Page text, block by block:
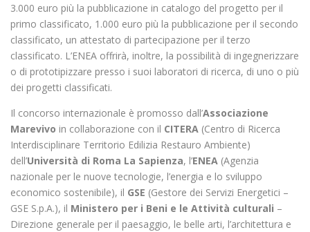
3.000 euro più la pubblicazione in catalogo del progetto per il
primo classificato, 1.000 euro più la pubblicazione per il secondo
classificato, un attestato di partecipazione per il terzo
classificato. L’ENEA offrirà, inoltre, la possibilità di ingegnerizzare
o di prototipizzare presso i suoi laboratori di ricerca, di uno o più
dei progetti classificati.
Il concorso internazionale è promosso dall’Associazione
Marevivo in collaborazione con il CITERA (Centro di Ricerca
Interdisciplinare Territorio Edilizia Restauro Ambiente)
dell’Università di Roma La Sapienza, l’ENEA (Agenzia
nazionale per le nuove tecnologie, l’energia e lo sviluppo
economico sostenibile), il GSE (Gestore dei Servizi Energetici –
GSE S.p.A.), il Ministero per i Beni e le Attività culturali –
Direzione generale per il paesaggio, le belle arti, l’architettura e